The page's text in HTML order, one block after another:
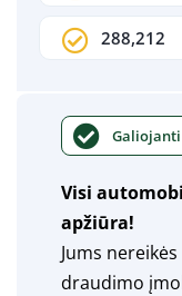
288,212
Galiojanti
Visi
apžiūra!
Jums
draudimo